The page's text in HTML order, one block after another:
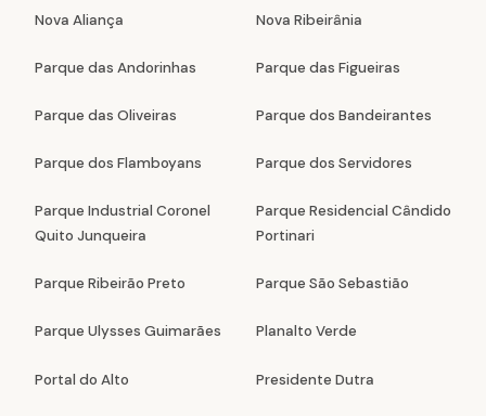
Nova Aliança Nova Ribeirânia
Parque das Andorinhas Parque das Figueiras
Parque das Oliveiras Parque dos Bandeirantes
Parque dos Flamboyans Parque dos Servidores
Parque Industrial Coronel
Quito Junqueira
Parque Residencial Cândido
Portinari
Parque Ribeirão Preto Parque São Sebastião
Parque Ulysses Guimarães Planalto Verde
Portal do Alto Presidente Dutra